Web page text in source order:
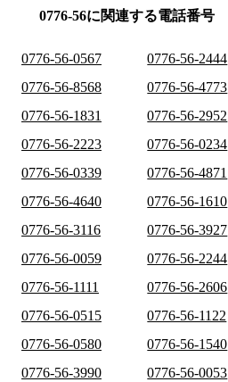
0776-56に関連する電話番号
0776-56-0567 0776-56-2444
0776-56-8568
0776-56-4773
0776-56-1831
0776-56-2952
0776-56-2223
0776-56-0234
0776-56-0339
0776-56-4871
0776-56-4640
0776-56-1610
0776-56-3116
0776-56-3927
0776-56-0059
0776-56-2244
0776-56-1111
0776-56-2606
0776-56-0515
0776-56-1122
0776-56-0580
0776-56-1540
0776-56-3990
0776-56-0053